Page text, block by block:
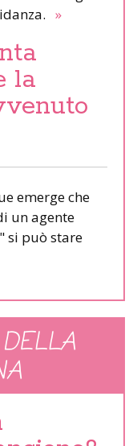
»
la
emerge che
un agente
si può stare